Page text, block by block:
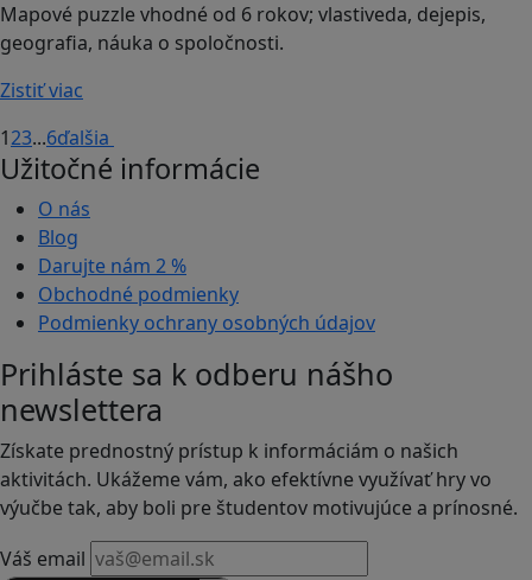
Mapové puzzle vhodné od 6 rokov; vlastiveda, dejepis,
geografia, náuka o spoločnosti.
Zistiť viac
123...6ďalšia
Užitočné informácie
O nás
Blog
Darujte nám 2 %
Obchodné podmienky
Podmienky ochrany osobných údajov
Prihláste sa k odberu nášho
newslettera
Získate prednostný prístup k informáciám o našich
aktivitách. Ukážeme vám, ako efektívne využívať hry vo
výučbe tak, aby boli pre študentov motivujúce a prínosné.
Váš email